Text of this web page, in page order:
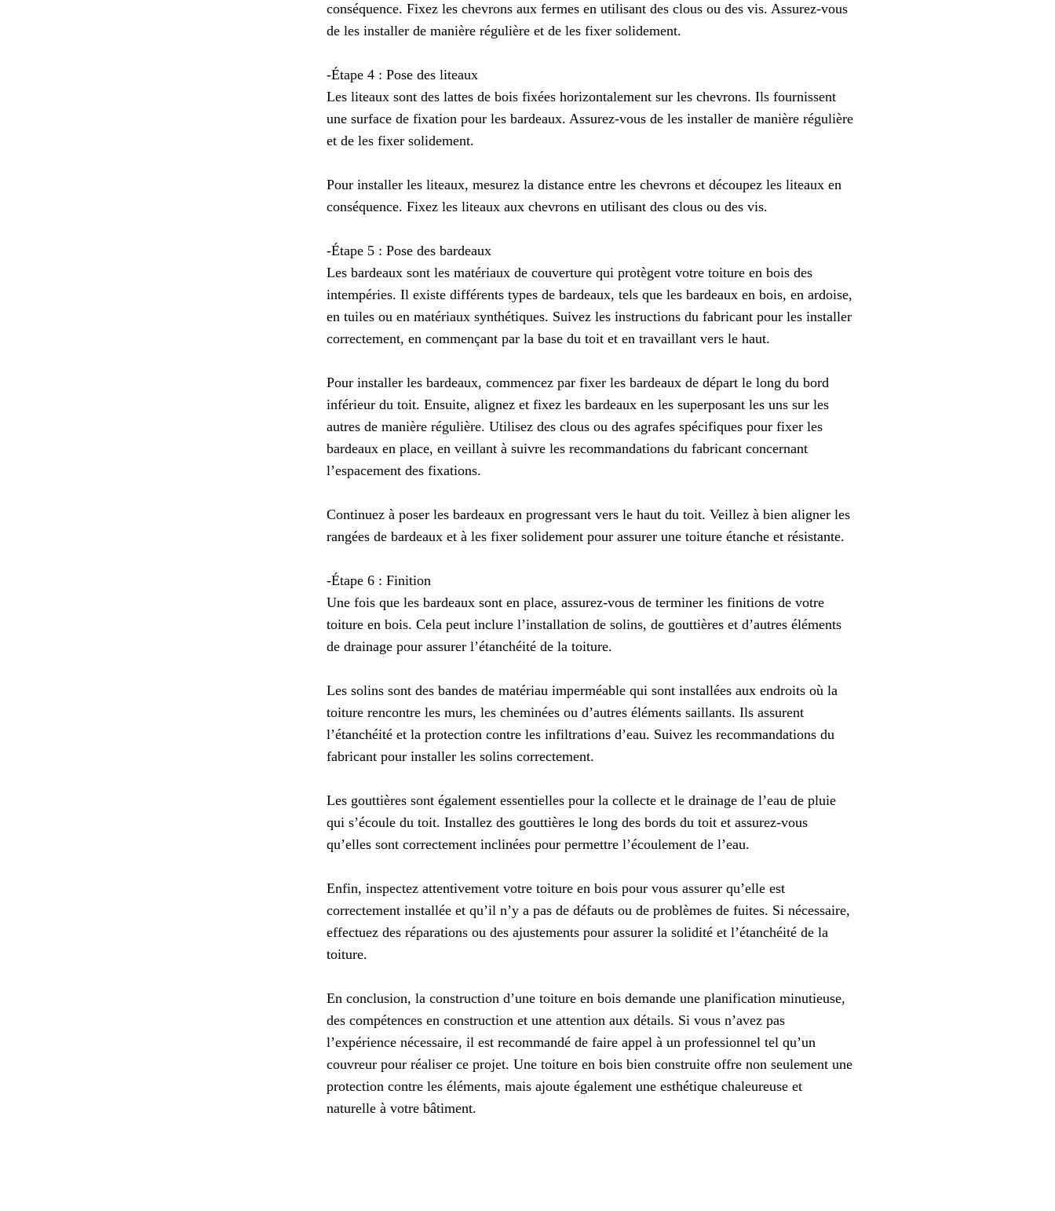
conséquence. Fixez les chevrons aux fermes en utilisant des clous ou des vis. Assurez-vous
de les installer de manière régulière et de les fixer solidement.
-Étape 4 : Pose des liteaux
Les liteaux sont des lattes de bois fixées horizontalement sur les chevrons. Ils fournissent
une surface de fixation pour les bardeaux. Assurez-vous de les installer de manière régulière
et de les fixer solidement.
Pour installer les liteaux, mesurez la distance entre les chevrons et découpez les liteaux en
conséquence. Fixez les liteaux aux chevrons en utilisant des clous ou des vis.
-Étape 5 : Pose des bardeaux
Les bardeaux sont les matériaux de couverture qui protègent votre toiture en bois des
intempéries. Il existe différents types de bardeaux, tels que les bardeaux en bois, en ardoise,
en tuiles ou en matériaux synthétiques. Suivez les instructions du fabricant pour les installer
correctement, en commençant par la base du toit et en travaillant vers le haut.
Pour installer les bardeaux, commencez par fixer les bardeaux de départ le long du bord
inférieur du toit. Ensuite, alignez et fixez les bardeaux en les superposant les uns sur les
autres de manière régulière. Utilisez des clous ou des agrafes spécifiques pour fixer les
bardeaux en place, en veillant à suivre les recommandations du fabricant concernant
l’espacement des fixations.
Continuez à poser les bardeaux en progressant vers le haut du toit. Veillez à bien aligner les
rangées de bardeaux et à les fixer solidement pour assurer une toiture étanche et résistante.
-Étape 6 : Finition
Une fois que les bardeaux sont en place, assurez-vous de terminer les finitions de votre
toiture en bois. Cela peut inclure l’installation de solins, de gouttières et d’autres éléments
de drainage pour assurer l’étanchéité de la toiture.
Les solins sont des bandes de matériau imperméable qui sont installées aux endroits où la
toiture rencontre les murs, les cheminées ou d’autres éléments saillants. Ils assurent
l’étanchéité et la protection contre les infiltrations d’eau. Suivez les recommandations du
fabricant pour installer les solins correctement.
Les gouttières sont également essentielles pour la collecte et le drainage de l’eau de pluie
qui s’écoule du toit. Installez des gouttières le long des bords du toit et assurez-vous
qu’elles sont correctement inclinées pour permettre l’écoulement de l’eau.
Enfin, inspectez attentivement votre toiture en bois pour vous assurer qu’elle est
correctement installée et qu’il n’y a pas de défauts ou de problèmes de fuites. Si nécessaire,
effectuez des réparations ou des ajustements pour assurer la solidité et l’étanchéité de la
toiture.
En conclusion, la construction d’une toiture en bois demande une planification minutieuse,
des compétences en construction et une attention aux détails. Si vous n’avez pas
l’expérience nécessaire, il est recommandé de faire appel à un professionnel tel qu’un
couvreur pour réaliser ce projet. Une toiture en bois bien construite offre non seulement une
protection contre les éléments, mais ajoute également une esthétique chaleureuse et
naturelle à votre bâtiment.